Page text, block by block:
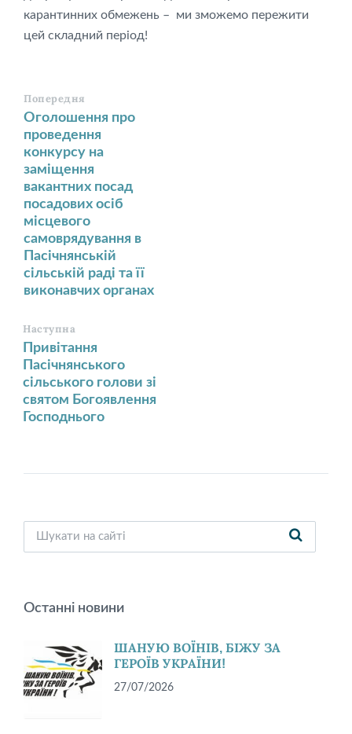
карантинних обмежень – ми зможемо пережити
цей складний період!
Попередня
Оголошення про
проведення
конкурсу на
заміщення
вакантних посад
посадових осіб
місцевого
самоврядування в
Пасічнянській
сільській раді та її
виконавчих органах
Наступна
Привітання
Пасічнянського
сільського голови зі
святом Богоявлення
Господнього
Останні новини
ШАНУЮ ВОЇНІВ, БІЖУ ЗА
ГЕРОЇВ УКРАЇНИ!
27/07/2026